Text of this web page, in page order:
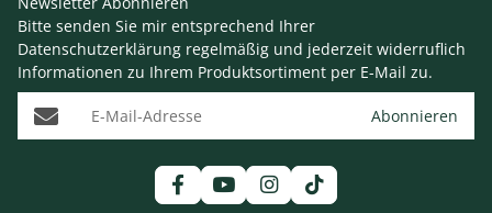
Bitte senden Sie mir entsprechend Ihrer
Datenschutzerklärung regelmäßig und jederzeit widerruflich
Informationen zu Ihrem Produktsortiment per E-Mail zu.
E-Mail-Adresse Abonnieren